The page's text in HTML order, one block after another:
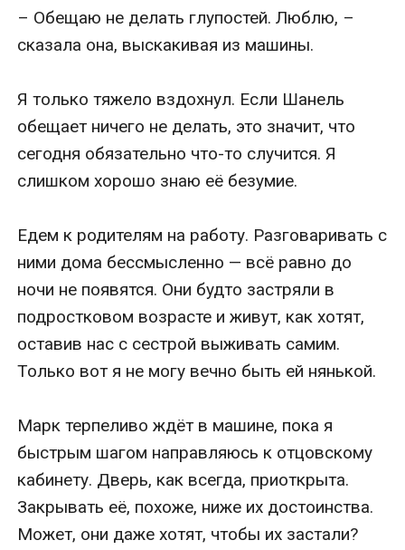
– Обещаю не делать глупостей. Люблю, –
сказала она, выскакивая из машины.
Я только тяжело вздохнул. Если Шанель
обещает ничего не делать, это значит, что
сегодня обязательно что-то случится. Я
слишком хорошо знаю её безумие.
Едем к родителям на работу. Разговаривать с
ними дома бессмысленно — всё равно до
ночи не появятся. Они будто застряли в
подростковом возрасте и живут, как хотят,
оставив нас с сестрой выживать самим.
Только вот я не могу вечно быть ей нянькой.
Марк терпеливо ждёт в машине, пока я
быстрым шагом направляюсь к отцовскому
кабинету. Дверь, как всегда, приоткрыта.
Закрывать её, похоже, ниже их достоинства.
Может, они даже хотят, чтобы их застали?